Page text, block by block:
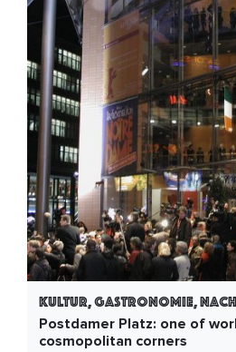
Kultur, Gastronomie,
Postdamer Platz: one of
cosmopolitan corners